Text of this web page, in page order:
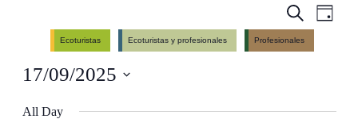
Events
Search
and
SearchDay
Ecoturistas Ecoturistas y profesionales Profesionales
17/09/2025
date.
All Day